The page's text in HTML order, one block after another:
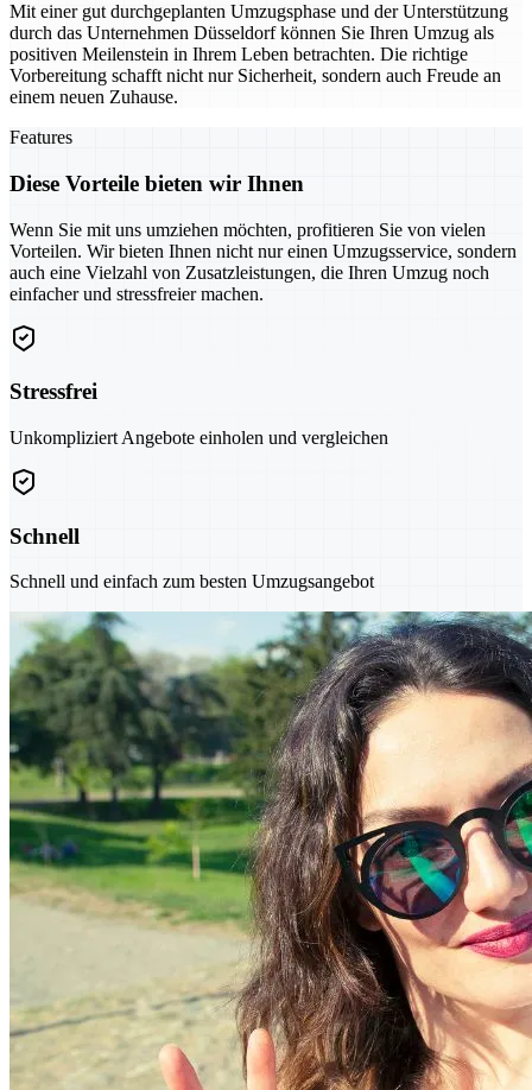
Mit einer gut durchgeplanten Umzugsphase und der Unterstützung
durch das Unternehmen Düsseldorf können Sie Ihren Umzug als
positiven Meilenstein in Ihrem Leben betrachten. Die richtige
Vorbereitung schafft nicht nur Sicherheit, sondern auch Freude an
einem neuen Zuhause.
Features
Diese Vorteile bieten wir Ihnen
Wenn Sie mit uns umziehen möchten, profitieren Sie von vielen
Vorteilen. Wir bieten Ihnen nicht nur einen Umzugsservice, sondern
auch eine Vielzahl von Zusatzleistungen, die Ihren Umzug noch
einfacher und stressfreier machen.
Stressfrei
Unkompliziert Angebote einholen und vergleichen
Schnell
Schnell und einfach zum besten Umzugsangebot